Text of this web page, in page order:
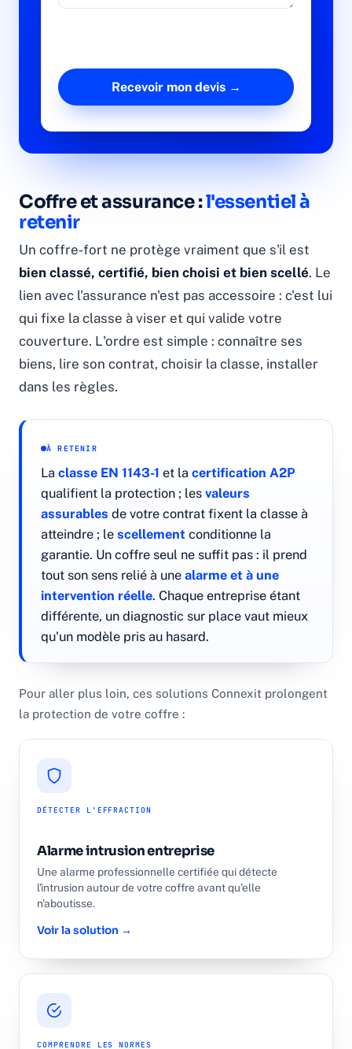
Coffre et assurance :l'essentiel à
retenir
Un coffre-fort ne protège vraiment que s'il est
bien classé, certifié, bien choisi et bien scellé. Le
lien avec l'assurance n'est pas accessoire : c'est lui
qui fixe la classe à viser et qui valide votre
couverture. L'ordre est simple : connaître ses
biens, lire son contrat, choisir la classe, installer
dans les règles.
À RETENIR
La classe EN 1143-1 et la certification A2P
qualifient la protection ; les valeurs
assurables de votre contrat fixent la classe à
atteindre ; le scellement conditionne la
garantie. Un coffre seul ne suffit pas : il prend
tout son sens relié à une alarme et à une
intervention réelle. Chaque entreprise étant
différente, un diagnostic sur place vaut mieux
qu'un modèle pris au hasard.
Pour aller plus loin, ces solutions Connexit prolongent
la protection de votre coffre :
DÉTECTER L'EFFRACTION
Alarme intrusion entreprise
Une alarme professionnelle certifiée qui détecte
l'intrusion autour de votre coffre avant qu'elle
n'aboutisse.
Voir la solution →
COMPRENDRE LES NORMES